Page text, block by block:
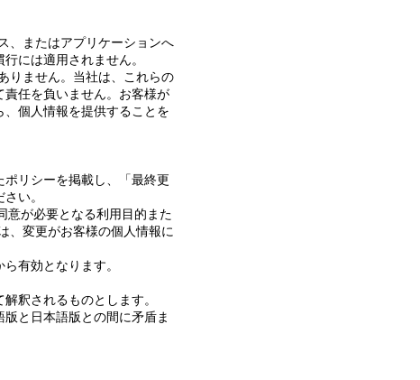
、またはアプリケーションへ
には適用されません。
りません。当社は、これらの
任を負いません。お客様が
個人情報を提供することを
リシーを掲載し、「最終更
い。
意が必要となる利用目的また
、変更がお客様の個人情報に
有効となります。
釈されるものとします。
と日本語版との間に矛盾ま